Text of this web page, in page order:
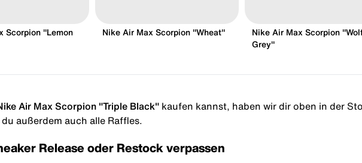
Scorpion "Lemon
Nike Air Max Scorpion "Wheat"
Nike Air Max Scorpion
Grey"
Air Max Scorpion "Triple Black" kaufen kannst, haben wir dir oben in der
außerdem auch alle Raffles.
Release oder Restock verpassen